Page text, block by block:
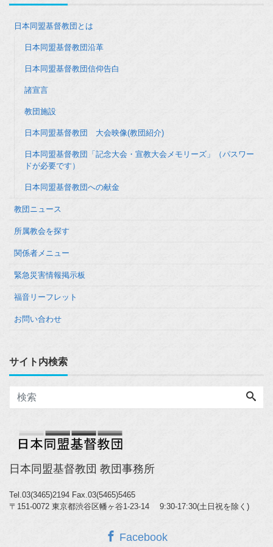
日本同盟基督教団とは
日本同盟基督教団沿革
日本同盟基督教団信仰告白
諸宣言
教団施設
日本同盟基督教団 大会映像(教団紹介)
日本同盟基督教団「記念大会・宣教大会メモリーズ」（パスワー
ドが必要です）
日本同盟基督教団への献金
教団ニュース
所属教会を探す
関係者メニュー
緊急災害情報掲示板
福音リーフレット
お問い合わせ
サイト内検索
日本同盟基督教団 教団事務所
Tel.03(3465)2194 Fax.03(5465)5465
〒151-0072 東京都渋谷区幡ヶ谷1-23-14 9:30-17:30(土日祝を除く)
Facebook